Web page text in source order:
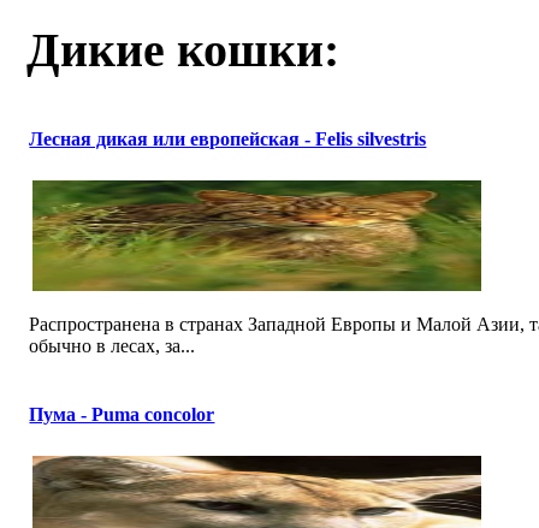
Дикие кошки:
Лесная дикая или европейская - Felis silvestris
Распространена в странах Западной Европы и Малой
обычно в лесах, за...
Пума - Puma concolor